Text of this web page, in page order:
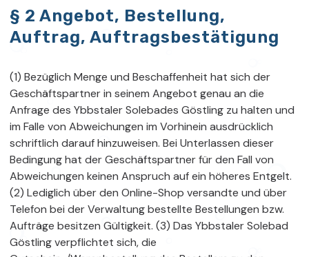
§ 2 Angebot, Bestellung,
Auftrag, Auftragsbestätigung
(1) Bezüglich Menge und Beschaffenheit hat sich der
Geschäftspartner in seinem Angebot genau an die
Anfrage des Ybbstaler Solebades Göstling zu halten und
im Falle von Abweichungen im Vorhinein ausdrücklich
schriftlich darauf hinzuweisen. Bei Unterlassen dieser
Bedingung hat der Geschäftspartner für den Fall von
Abweichungen keinen Anspruch auf ein höheres Entgelt.
(2) Lediglich über den Online-Shop versandte und über
Telefon bei der Verwaltung bestellte Bestellungen bzw.
Aufträge besitzen Gültigkeit. (3) Das Ybbstaler Solebad
Göstling verpflichtet sich, die